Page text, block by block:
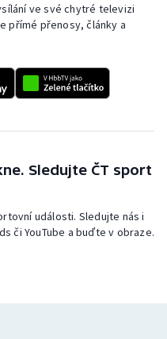
ve své chytré televizi
přímé přenosy, články a
Sledujte ČT sport
události. Sledujte nás i
či YouTube a buďte v obraze.